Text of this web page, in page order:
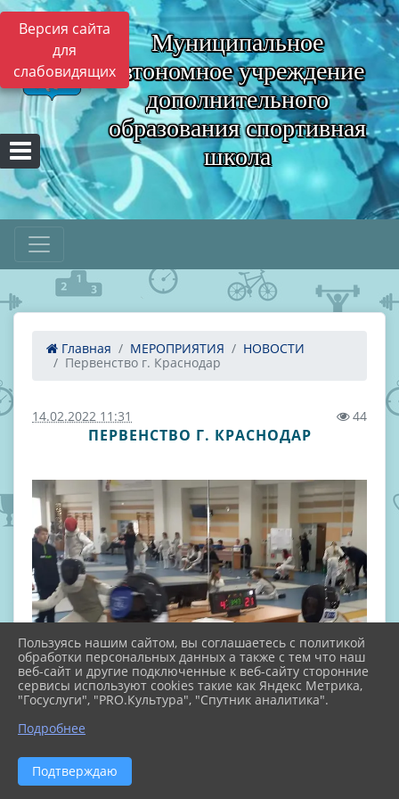
Версия сайта
для
слабовидящих
Муниципальное
автономное учреждение
дополнительного
образования спортивная
школа
Главная МЕРОПРИЯТИЯ
НОВОСТИ
Первенство г. Краснодар
14.02.2022 11:31 44
ПЕРВЕНСТВО Г. КРАСНОДАР
Пользуясь нашим сайтом, вы соглашаетесь с политикой
обработки персональных данных а также с тем что наш
веб-сайт и другие подключенные к веб-сайту сторонние
сервисы используют cookies такие как Яндекс Метрика,
"Госуслуги", "PRO.Культура", "Спутник аналитика".
Подробнее
Подтверждаю